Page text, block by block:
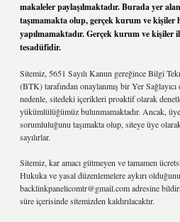
makaleler paylaşılmaktadır. Burada yer
taşımamakta olup, gerçek kurum ve kişiler
yapılmamaktadır. Gerçek kurum ve kişiler
tesadüfidir.
Sitemiz, 5651 Sayılı Kanun gereğince Bilgi
(BTK) tarafından onaylanmış bir Yer
nedenle, sitedeki içerikleri proaktif olarak
yükümlülüğümüz bulunmamaktadır. Ancak,
sorumluluğunu taşımakta olup, siteye üye
sayılırlar.
Sitemiz, kar amacı gütmeyen ve tamamen
Hukuka ve yasal düzenlemelere aykırı
backlinkpanelicomtr@gmail.comadresine
süre içerisinde sitemizden kaldırılacaktır.